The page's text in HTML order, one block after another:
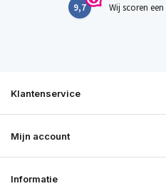
9,7 Wij scoren een
Klantenservice
Mijn account
Informatie